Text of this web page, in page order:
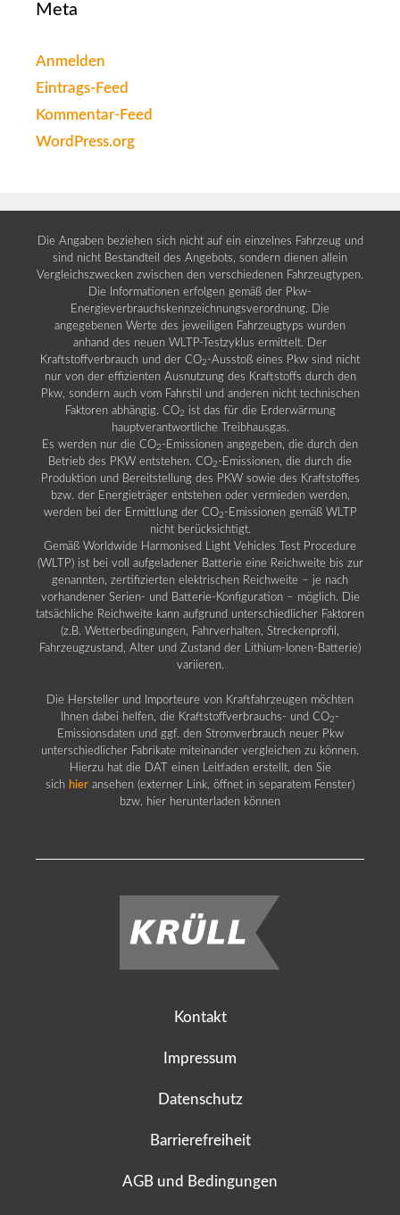
Meta
Anmelden
Eintrags-Feed
Kommentar-Feed
WordPress.org
Die Angaben beziehen sich nicht auf ein einzelnes Fahrzeug und
sind nicht Bestandteil des Angebots, sondern dienen allein
Vergleichszwecken zwischen den verschiedenen Fahrzeugtypen.
Die Informationen erfolgen gemäß der Pkw-
Energieverbrauchskennzeichnungsverordnung. Die
angegebenen Werte des jeweiligen Fahrzeugtyps wurden
anhand des neuen WLTP-Testzyklus ermittelt. Der
Kraftstoffverbrauch und der CO2 -Ausstoß eines Pkw sind nicht
nur von der effizienten Ausnutzung des Kraftstoffs durch den
Pkw, sondern auch vom Fahrstil und anderen nicht technischen
Faktoren abhängig. CO2 ist das für die Erderwärmung
hauptverantwortliche Treibhausgas.
Es werden nur die CO2 -Emissionen angegeben, die durch den
Betrieb des PKW entstehen. CO2 -Emissionen, die durch die
Produktion und Bereitstellung des PKW sowie des Kraftstoffes
bzw. der Energieträger entstehen oder vermieden werden,
werden bei der Ermittlung der CO2 -Emissionen gemäß WLTP
nicht berücksichtigt.
Gemäß Worldwide Harmonised Light Vehicles Test Procedure
(WLTP) ist bei voll aufgeladener Batterie eine Reichweite bis zur
genannten, zertifizierten elektrischen Reichweite – je nach
vorhandener Serien- und Batterie-Konfiguration – möglich. Die
tatsächliche Reichweite kann aufgrund unterschiedlicher Faktoren
(z.B. Wetterbedingungen, Fahrverhalten, Streckenprofil,
Fahrzeugzustand, Alter und Zustand der Lithium-Ionen-Batterie)
variieren.
Die Hersteller und Importeure von Kraftfahrzeugen möchten
Ihnen dabei helfen, die Kraftstoffverbrauchs- und CO2 -
Emissionsdaten und ggf. den Stromverbrauch neuer Pkw
unterschiedlicher Fabrikate miteinander vergleichen zu können.
Hierzu hat die DAT einen Leitfaden erstellt, den Sie
sich hier ansehen (externer Link, öffnet in separatem Fenster)
bzw. hier herunterladen können
Kontakt
Impressum
Datenschutz
Barrierefreiheit
AGB und Bedingungen